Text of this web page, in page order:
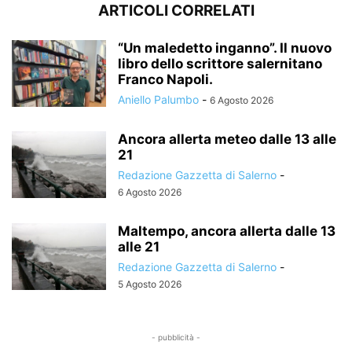
ARTICOLI CORRELATI
“Un maledetto inganno”. Il nuovo
libro dello scrittore salernitano
Franco Napoli.
Aniello Palumbo - 6 Agosto 2026
Ancora allerta meteo dalle 13 alle
21
Redazione Gazzetta di Salerno -
6 Agosto 2026
Maltempo, ancora allerta dalle 13
alle 21
Redazione Gazzetta di Salerno -
5 Agosto 2026
- pubblicità -